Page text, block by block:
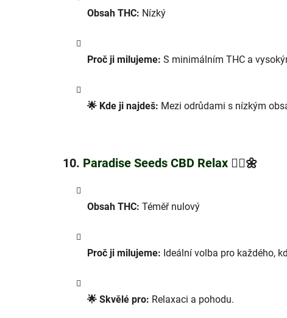
Obsah THC: Nízký
Proč ji milujeme: S minimálním THC a
🌟 Kde ji najdeš: Mezi odrůdami s nízkým
10. Paradise Seeds CBD Relax 🧘‍♂️🌼
Obsah THC: Téměř nulový
Proč ji milujeme: Ideální volba pro každého,
🌟 Skvělé pro: Relaxaci a pohodu.